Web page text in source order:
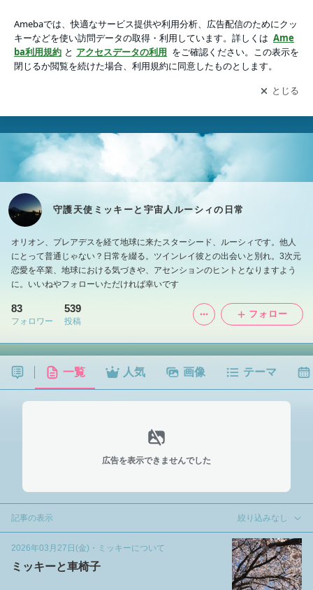
アプリをダウンロードして ブログの更新通知
を受け取りまし
ょう。
開く
守護天使ミッキーと宇宙人ルーシィの日常
オリオン、プレアデスを経て地球に来たスターシード、ルーシィです。他人
にとって普通じゃない？日常を綴る。ツインレイ彼との出会いと別れ。3次元
恋愛を卒業、地球における気づきや、アセンションのヒントとなりますよう
に。いいねやフォローいただければ幸いです
83
フォロワー
539
投稿
フォロー
一覧 人気 画像 テーマ
広告を表示できませんでした
記事の表示 絞り込みなし
2026年03月27日(金) ・ ミッキーについて
ミッキーと車椅子